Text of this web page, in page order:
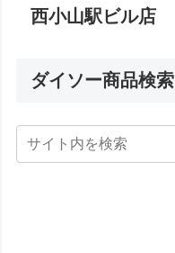
西小山駅ビル店
ダイソー商品検索